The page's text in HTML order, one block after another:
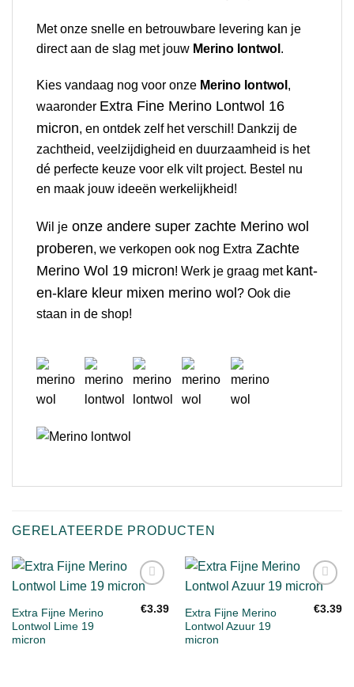
Met onze snelle en betrouwbare levering kan je
direct aan de slag met jouw Merino lontwol .
Kies vandaag nog voor onze Merino lontwol ,
waaronder Extra Fine Merino Lontwol 16
micron, en ontdek zelf het verschil! Dankzij de
zachtheid, veelzijdigheid en duurzaamheid is het
dé perfecte keuze voor elk vilt project. Bestel nu
en maak jouw ideeën werkelijkheid!
Wil je onze andere super zachte Merino wol
proberen, we verkopen ook nog Extra Zachte
Merino Wol 19 micron! Werk je graag met kant-
en-klare kleur mixen merino wol? Ook die
staan in de shop!
GERELATEERDE PRODUCTEN
aan
Extra Fijne Merino
Lontwol Lime 19
micron
€3.39
aan
Extra Fijne Merino
Lontwol Azuur 19
micron
€3.39